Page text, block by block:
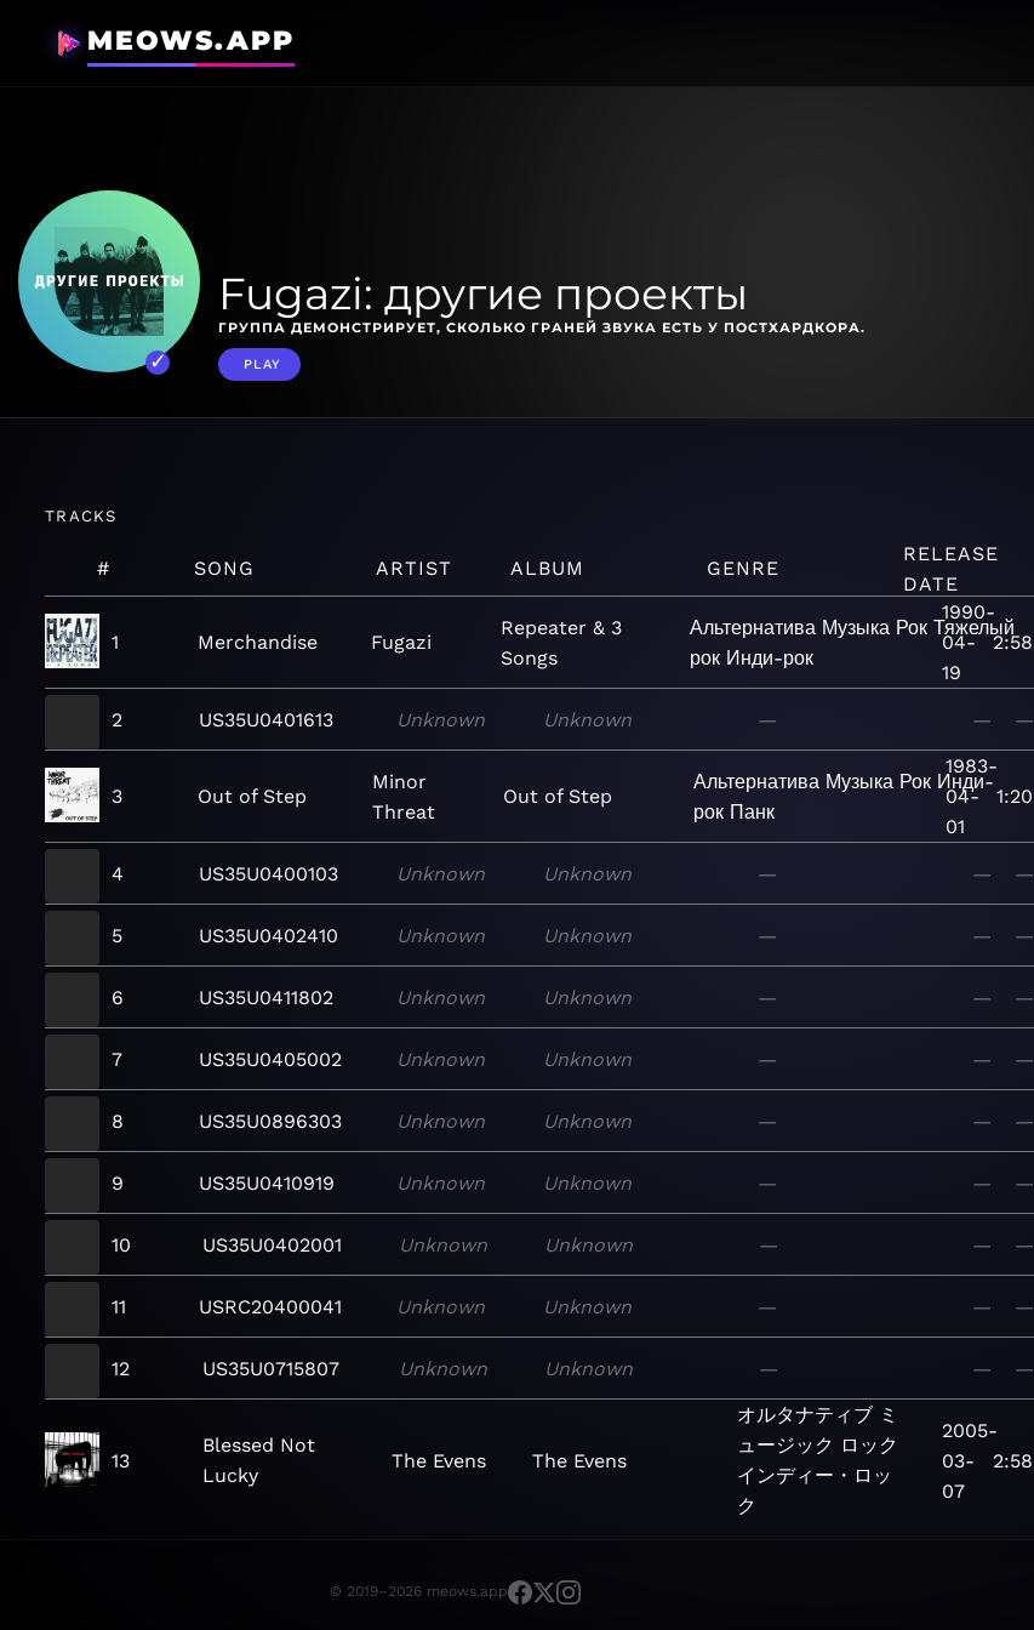
MEOWS.APP
Fugazi: другие проекты
ГРУППА ДЕМОНСТРИРУЕТ, СКОЛЬКО ГРАНЕЙ ЗВУКА ЕСТЬ У ПОСТХАРДКОРА.
PLAY
TRACKS
# SONG ARTIST ALBUM GENRE
RELEASE
DATE
1 Merchandise Fugazi
Repeater & 3
Songs
Альтернатива Музыка Рок Тяжелый
рок Инди-рок
1990-
04-
19
2:58
2 US35U0401613 Unknown Unknown — — —
3 Out of Step
Minor
Threat
Out of Step
Альтернатива Музыка Рок Инди-
рок Панк
1983-
04-
01
1:20
4 US35U0400103 Unknown Unknown — — —
5 US35U0402410 Unknown Unknown — — —
6 US35U0411802 Unknown Unknown — — —
7 US35U0405002 Unknown Unknown — — —
8 US35U0896303 Unknown Unknown — — —
9 US35U0410919 Unknown Unknown — — —
10 US35U0402001 Unknown Unknown — — —
11 USRC20400041 Unknown Unknown — — —
12 US35U0715807 Unknown Unknown — — —
13
Blessed Not
Lucky
The Evens The Evens
オルタナティブ ミ
ュージック ロック
インディー・ロッ
ク
2005-
03-
07
2:58
© 2019–2026 meows.app